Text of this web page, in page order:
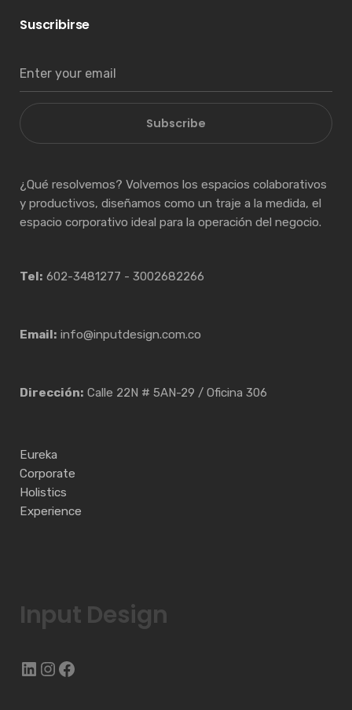
Suscribirse
Subscribe
¿Qué resolvemos? Volvemos los espacios colaborativos
y productivos, diseñamos como un traje a la medida, el
espacio corporativo ideal para la operación del negocio.
Tel: 602-3481277 - 3002682266
Email: info@inputdesign.com.co
Dirección: Calle 22N # 5AN-29 / Oficina 306
Eureka
Corporate
Holistics
Experience
Input Design
LinkedIn
Instagram
Facebook